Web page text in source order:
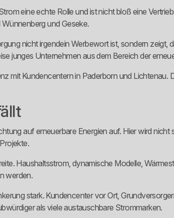
eine echte Rolle und ist nicht bloß eine
und Geseke.
nicht irgendein Werbewort ist, sondern
junges Unternehmen aus dem Bereich der
mit Kundencentern in Paderborn und
auf erneuerbare Energien auf. Hier wird
Haushaltsstrom, dynamische Modelle,
werden.
stark. Kundencenter vor Ort,
als viele austauschbare Strommarken.